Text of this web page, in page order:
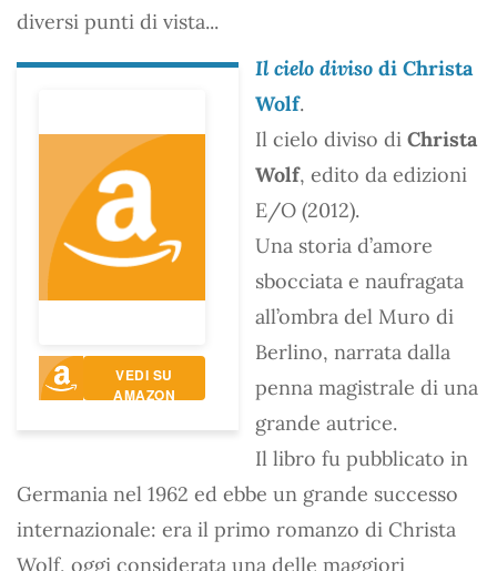
diversi punti di vista...
VEDI SU
AMAZON
Il cielo diviso di Christa
Wolf.
Il cielo diviso di Christa
Wolf, edito da edizioni
E/O (2012).
Una storia d’amore
sbocciata e naufragata
all’ombra del Muro di
Berlino, narrata dalla
penna magistrale di una
grande autrice.
Il libro fu pubblicato in
Germania nel 1962 ed ebbe un grande successo
internazionale: era il primo romanzo di Christa
Wolf, oggi considerata una delle maggiori